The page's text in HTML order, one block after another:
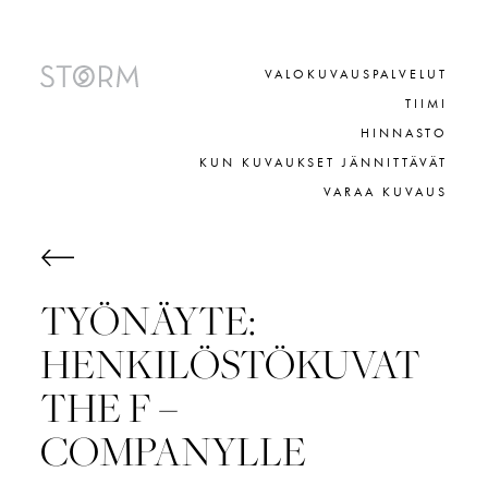
content
VALOKUVAUSPALVELUT
TIIMI
HINNASTO
KUN KUVAUKSET JÄNNITTÄVÄT
VARAA KUVAUS
TYÖNÄYTE:
HENKILÖSTÖKUVAT
THE F –
COMPANYLLE